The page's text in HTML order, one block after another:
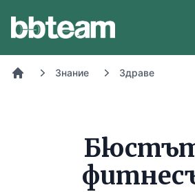
Знание Здраве